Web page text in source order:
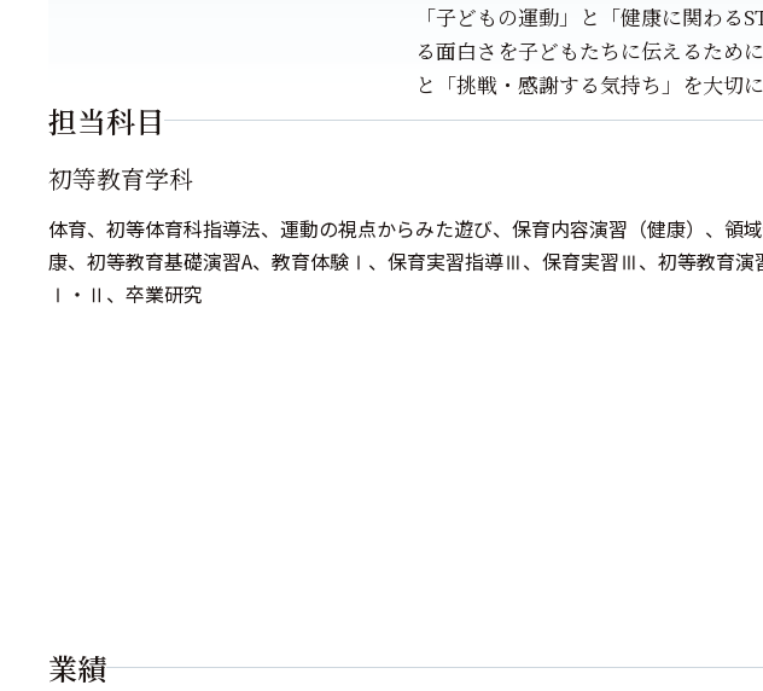
「子どもの運動」と「健康に関わ
る面白さを子どもたちに伝えるため
と「挑戦・感謝する気持ち」を大切
担当科目
初等教育学科
体育、初等体育科指導法、運動の視点からみた遊び、保育内容演習（健康）、領
康、初等教育基礎演習A、教育体験Ⅰ、保育実習指導Ⅲ、保育実習Ⅲ、初等教育演
Ⅰ・Ⅱ、卒業研究
業績